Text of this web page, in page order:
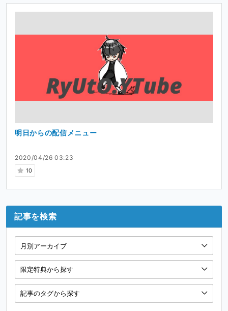
2020/04/26 03:23
10
明日からの配信メニュー
記事を検索